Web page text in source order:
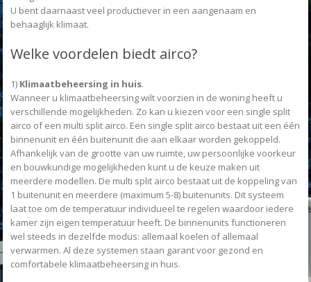
U bent daarnaast veel productiever in een aangenaam en
behaaglijk klimaat.
Welke voordelen biedt airco?
1) Klimaatbeheersing in huis.
Wanneer u klimaatbeheersing wilt voorzien in de woning heeft u
verschillende mogelijkheden. Zo kan u kiezen voor een single split
airco of een multi split airco. Een single split airco bestaat uit een één
binnenunit en één buitenunit die aan elkaar worden gekoppeld.
Afhankelijk van de grootte van uw ruimte, uw persoonlijke voorkeur
en bouwkundige mogelijkheden kunt u de keuze maken uit
meerdere modellen. De multi split airco bestaat uit de koppeling van
1 buitenunit en meerdere (maximum 5-8) buitenunits. Dit systeem
laat toe om de temperatuur individueel te regelen waardoor iedere
kamer zijn eigen temperatuur heeft. De binnenunits functioneren
wel steeds in dezelfde modus: allemaal koelen of allemaal
verwarmen. Al deze systemen staan garant voor gezond en
comfortabele klimaatbeheersing in huis.